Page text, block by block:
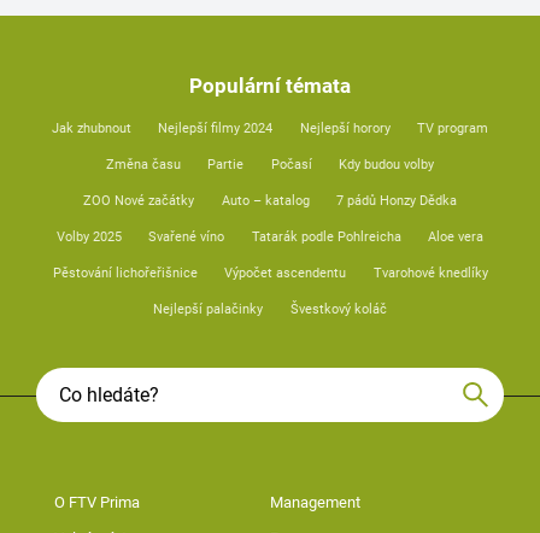
Populární témata
Jak zhubnout Nejlepší filmy 2024 Nejlepší horory TV program
Změna času Partie Počasí Kdy budou volby
ZOO Nové začátky Auto – katalog 7 pádů Honzy Dědka
Volby 2025 Svařené víno Tatarák podle Pohlreicha Aloe vera
Pěstování lichořeřišnice Výpočet ascendentu Tvarohové knedlíky
Nejlepší palačinky Švestkový koláč
O FTV Prima Management